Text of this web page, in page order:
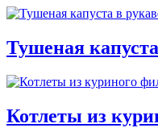
Тушеная
Котлеты из